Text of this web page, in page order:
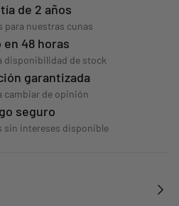
de 2 años
para nuestras cunas
en 48 horas
disponibilidad de stock
garantizada
cambiar de opinión
seguro
sin intereses disponible